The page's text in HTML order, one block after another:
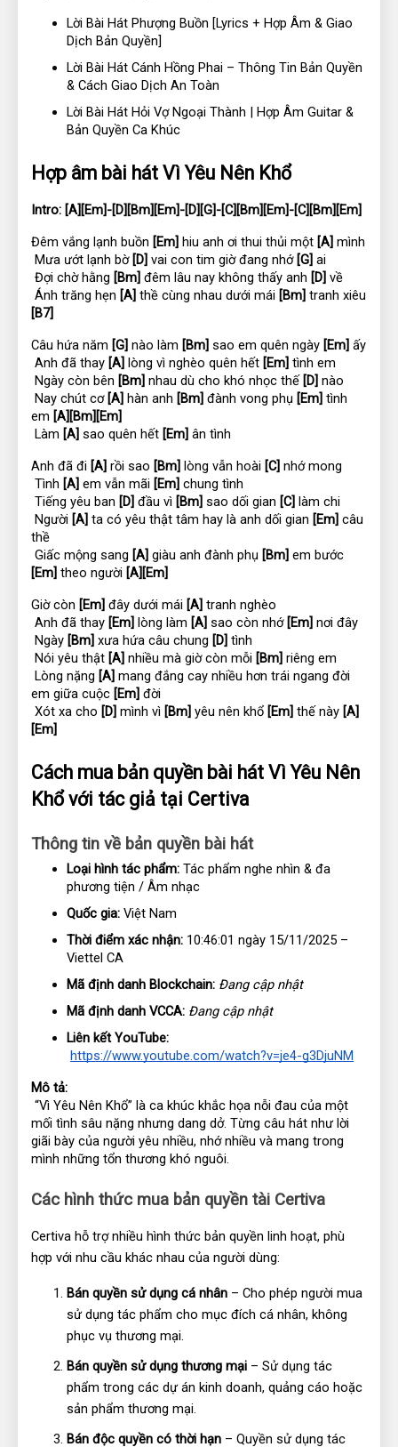
Lời Bài Hát Phượng Buồn [Lyrics + Hợp Âm & Giao
Dịch Bản Quyền]
Lời Bài Hát Cánh Hồng Phai – Thông Tin Bản Quyền
& Cách Giao Dịch An Toàn
Lời Bài Hát Hỏi Vợ Ngoại Thành | Hợp Âm Guitar &
Bản Quyền Ca Khúc
Hợp âm bài hát Vì Yêu Nên Khổ
Intro: [A][Em]-[D][Bm][Em]-[D][G]-[C][Bm][Em]-[C][Bm][Em]
Đêm vắng lạnh buồn [Em] hiu anh ơi thui thủi một [A] mình
Mưa ướt lạnh bờ [D] vai con tim giờ đang nhớ [G] ai
Đợi chờ hằng [Bm] đêm lâu nay không thấy anh [D] về
Ánh trăng hẹn [A] thề cùng nhau dưới mái [Bm]
[B7]
Câu hứa năm [G] nào làm [Bm] sao em quên ngày [Em] ấy
Anh đã thay [A] lòng vì nghèo quên hết [Em] tình em
Ngày còn bên [Bm] nhau dù cho khó nhọc thế [D] nào
Nay chút cơ [A] hàn anh [Bm] đành vong phụ [Em] tình
em [A][Bm][Em]
Làm [A] sao quên hết [Em] ân tình
Anh đã đi [A] rồi sao [Bm] lòng vẫn hoài [C] nhớ mong
Tình [A] em vẫn mãi [Em] chung tình
Tiếng yêu ban [D] đầu vì [Bm] sao dối gian [C] làm chi
Người [A] ta có yêu thật tâm hay là anh dối gian [Em] câu
thề
Giấc mộng sang [A] giàu anh đành phụ [Bm]
[Em] theo người [A][Em]
Giờ còn [Em] đây dưới mái [A] tranh nghèo
Anh đã thay [Em] lòng làm [A] sao còn nhớ [Em] nơi đây
Ngày [Bm] xưa hứa câu chung [D] tình
Nói yêu thật [A] nhiều mà giờ còn mỗi [Bm] riêng em
Lòng nặng [A] mang đắng cay nhiều hơn trái ngang đời
em giữa cuộc [Em] đời
Xót xa cho [D] mình vì [Bm] yêu nên khổ [Em] thế này [A]
[Em]
Cách mua bản quyền bài hát Vì Yêu Nên
Khổ với tác giả tại Certiva
Thông tin về bản quyền bài hát
Loại hình tác phẩm: Tác phẩm nghe nhìn & đa
phương tiện / Âm nhạc
Quốc gia: Việt Nam
Thời điểm xác nhận: 10:46:01 ngày 15/11/2025 –
Viettel CA
Mã định danh Blockchain: Đang cập nhật
Mã định danh VCCA: Đang cập nhật
Liên kết YouTube:
https://www.youtube.com/watch?v=je4-g3DjuNM
Mô tả:
mối tình sâu nặng nhưng dang dở. Từng câu hát như lời
giãi bày của người yêu nhiều, nhớ nhiều và mang trong
mình những tổn thương khó nguôi.
Các hình thức mua bản quyền tài Certiva
Certiva hỗ trợ nhiều hình thức bản quyền linh hoạt, phù
hợp với nhu cầu khác nhau của người dùng:
Bán quyền sử dụng cá nhân – Cho phép người mua
sử dụng tác phẩm cho mục đích cá nhân, không
phục vụ thương mại.
Bán quyền sử dụng thương mại – Sử dụng tác
phẩm trong các dự án kinh doanh, quảng cáo hoặc
sản phẩm thương mại.
Bán độc quyền có thời hạn – Quyền sử dụng tác